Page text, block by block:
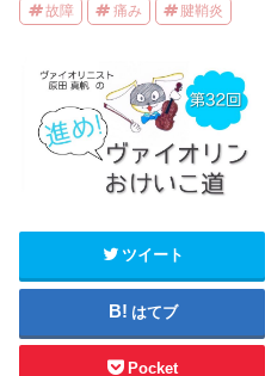
故障 痛み 腱鞘炎
ツイート
はてブ
Pocket